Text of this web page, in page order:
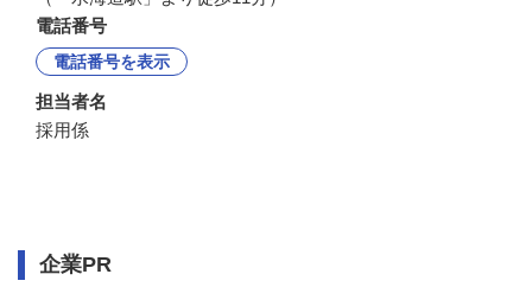
電話番号
電話番号を表示
担当者名
採用係
企業PR